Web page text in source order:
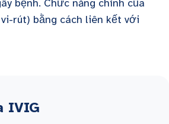
bệnh. Chức năng chính của
rút) bằng cách liên kết với
IVIG